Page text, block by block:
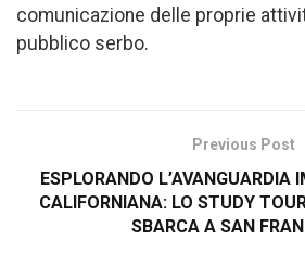
comunicazione delle proprie
pubblico serbo.
Previous Post
ESPLORANDO L’AVANGUARDIA
CALIFORNIANA: LO STUDY
SBARCA A SAN